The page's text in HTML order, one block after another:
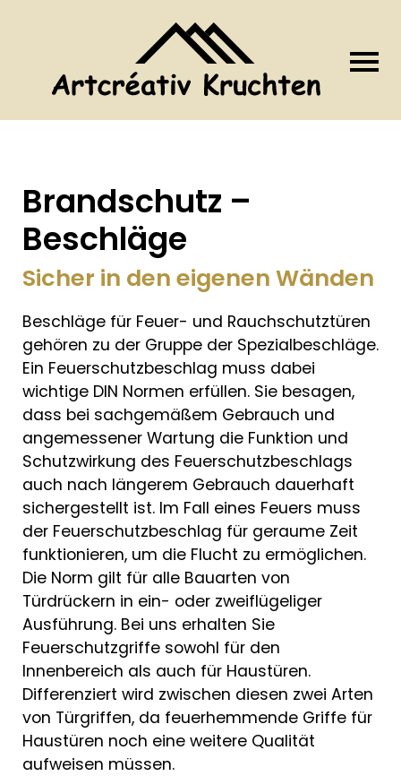
Brandschutz –
Beschläge
Sicher in den eigenen Wänden
Beschläge für Feuer- und Rauchschutztüren
gehören zu der Gruppe der Spezialbeschläge.
Ein Feuerschutzbeschlag muss dabei
wichtige DIN Normen erfüllen. Sie besagen,
dass bei sachgemäßem Gebrauch und
angemessener Wartung die Funktion und
Schutzwirkung des Feuerschutzbeschlags
auch nach längerem Gebrauch dauerhaft
sichergestellt ist. Im Fall eines Feuers muss
der Feuerschutzbeschlag für geraume Zeit
funktionieren, um die Flucht zu ermöglichen.
Die Norm gilt für alle Bauarten von
Türdrückern in ein- oder zweiflügeliger
Ausführung. Bei uns erhalten Sie
Feuerschutzgriffe sowohl für den
Innenbereich als auch für Haustüren.
Differenziert wird zwischen diesen zwei Arten
von Türgriffen, da feuerhemmende Griffe für
Haustüren noch eine weitere Qualität
aufweisen müssen.